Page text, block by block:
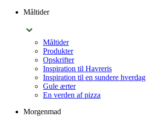
Måltider
Måltider
Produkter
Opskrifter
Inspiration til Havreris
Inspiration til en sundere hverdag
Gule ærter
En verden af pizza
Morgenmad